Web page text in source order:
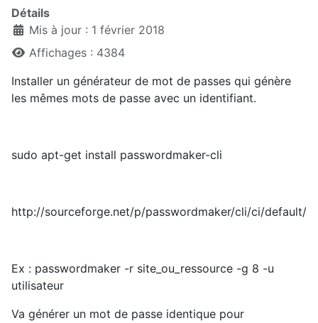
Détails
Mis à jour : 1 février 2018
Affichages : 4384
Installer un générateur de mot de passes qui génère
les mêmes mots de passe avec un identifiant.
sudo apt-get install passwordmaker-cli
http://sourceforge.net/p/passwordmaker/cli/ci/default/
Ex : passwordmaker -r site_ou_ressource -g 8 -u
utilisateur
Va générer un mot de passe identique pour